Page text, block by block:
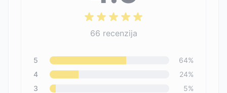
66 recenzija
5 64%
4
24%
3
5%